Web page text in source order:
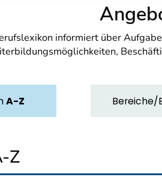
informiert über
A-Z Bereiche/
Z